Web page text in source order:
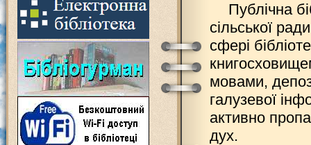
Публічна
сільської
сфері
мовами,
галузевої
активно
дух.